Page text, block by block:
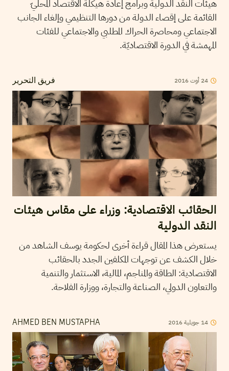
هيئات النقد الدولية وبرامج إعادة هيكلة الاقتصاد المحليّ
القائمة على إقصاء الدولة من دورها التنظيمي وإلغاء الجانب
الاجتماعي ومحاصرة الحراك المطلبي والاجتماعي للفئات
المهمشة في الدورة الاقتصاديّة.
فريق التحرير 24 أوت2016
الحقائب الاقتصادية: وزراء على مقاس هيئات
النقد الدولية
يستعرض هذا المقال قراءة أخرى لحكومة يوسف الشاهد من
خلال الكشف عن توجهات المكلفين الجدد بالحقائب
الاقتصادية: الطاقة والمناجم، المالية، الاستثمار والتنمية
والتعاون الدولي، الصناعة والتجارة، ووزارة الفلاحة.
AHMED BEN MUSTAPHA 14 جويلية2016